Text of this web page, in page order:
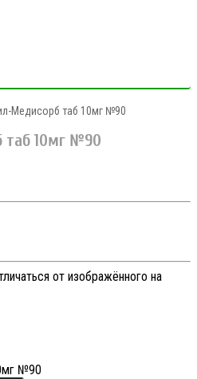
Медисорб таб 10мг №90
таб 10мг №90
от изображённого на
№90